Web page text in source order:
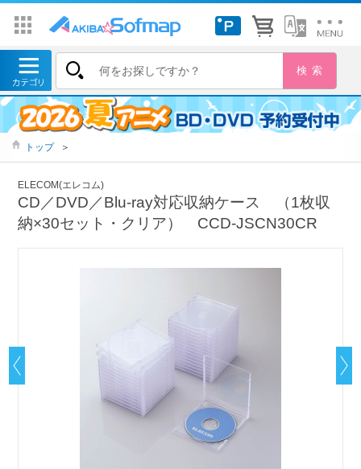
トップ ＞
ELECOM(エレコム)
CD／DVD／Blu-ray対応収納ケース （1枚収
納×30セット・クリア） CCD-JSCN30CR